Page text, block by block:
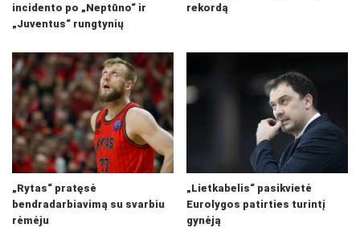
incidento po „Neptūno“ ir
„Juventus“ rungtynių
rekordą
„Rytas“ pratęsė
bendradarbiavimą su svarbiu
rėmėju
„Lietkabelis“ pasikvietė
Eurolygos patirties turintį
gynėją